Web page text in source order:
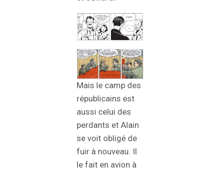
Mais le camp des
républicains est
aussi celui des
perdants et Alain
se voit obligé de
fuir à nouveau. Il
le fait en avion à